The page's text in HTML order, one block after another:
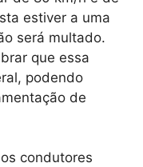
estiver a uma
será multado.
que essa
podendo
de
condutores